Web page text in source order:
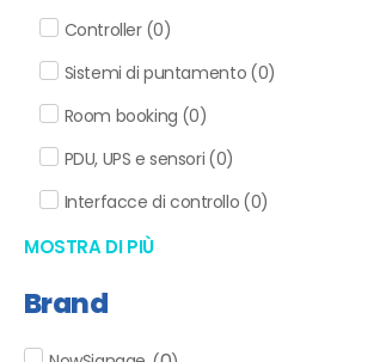
Controller (0)
Sistemi di puntamento (0)
Room booking (0)
PDU, UPS e sensori (0)
Interfacce di controllo (0)
MOSTRA DI PIÙ
Brand